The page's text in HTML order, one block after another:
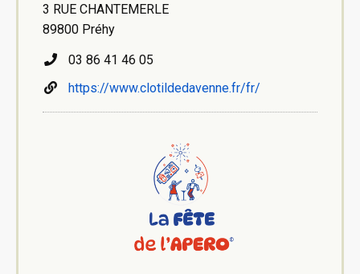
3 RUE CHANTEMERLE
89800 Préhy
03 86 41 46 05
https://www.clotildedavenne.fr/fr/